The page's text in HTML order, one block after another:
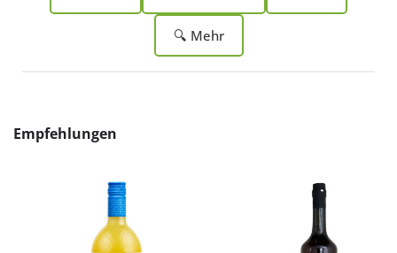
🔍 Mehr
Produktgalerie überspringen
Empfehlungen